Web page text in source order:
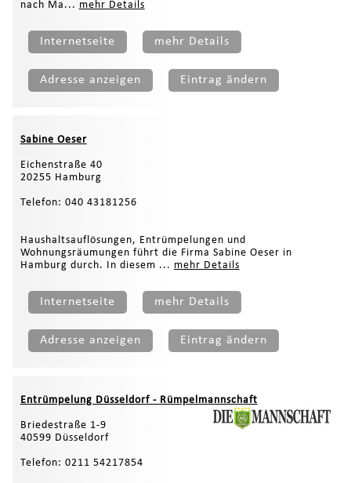
nach Ma... mehr Details
Internetseite mehr Details
Adresse anzeigen Eintrag ändern
Sabine Oeser
Eichenstraße 40
20255 Hamburg
Telefon: 040 43181256
Haushaltsauflösungen, Entrümpelungen und
Wohnungsräumungen führt die Firma Sabine Oeser in
Hamburg durch. In diesem ... mehr Details
Internetseite mehr Details
Adresse anzeigen Eintrag ändern
Entrümpelung Düsseldorf - Rümpelmannschaft
Briedestraße 1-9
40599 Düsseldorf
Telefon: 0211 54217854